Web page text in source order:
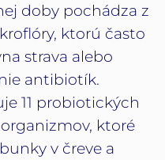
doby pochádza z
ktorú často
strava alebo
antibiotík.
11 probiotických
ktoré
v čreve a